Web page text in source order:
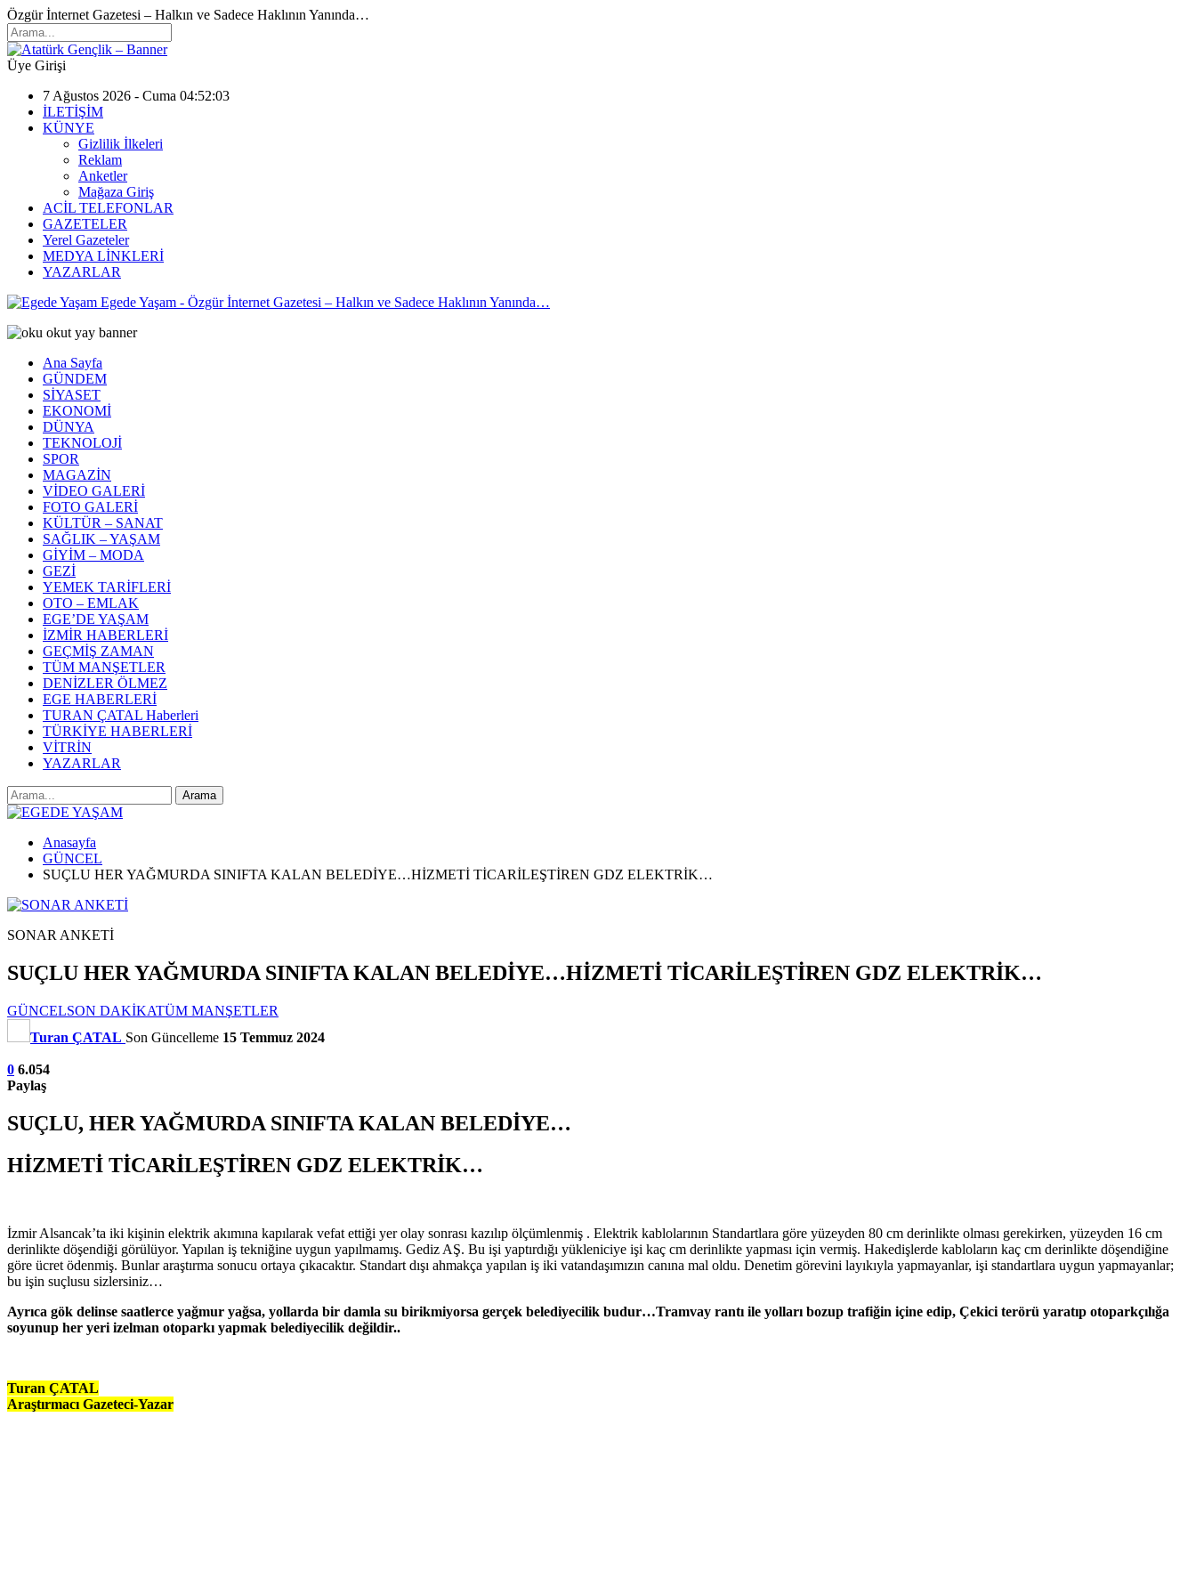
Özgür İnternet Gazetesi – Halkın ve Sadece Haklının Yanında…
Üye Girişi
7 Ağustos 2026 - Cuma 04:52:03
İLETİŞİM
KÜNYE
Gizlilik İlkeleri
Reklam
Anketler
Mağaza Giriş
ACİL TELEFONLAR
GAZETELER
Yerel Gazeteler
MEDYA LİNKLERİ
YAZARLAR
Egede Yaşam - Özgür İnternet Gazetesi – Halkın ve Sadece Haklının Yanında…
Ana Sayfa
GÜNDEM
SİYASET
EKONOMİ
DÜNYA
TEKNOLOJİ
SPOR
MAGAZİN
VİDEO GALERİ
FOTO GALERİ
KÜLTÜR – SANAT
SAĞLIK – YAŞAM
GİYİM – MODA
GEZİ
YEMEK TARİFLERİ
OTO – EMLAK
EGE’DE YAŞAM
İZMİR HABERLERİ
GEÇMİŞ ZAMAN
TÜM MANŞETLER
DENİZLER ÖLMEZ
EGE HABERLERİ
TURAN ÇATAL Haberleri
TÜRKİYE HABERLERİ
VİTRİN
YAZARLAR
Anasayfa
GÜNCEL
SUÇLU HER YAĞMURDA SINIFTA KALAN BELEDİYE…HİZMETİ TİCARİLEŞTİREN GDZ ELEKTRİK…
SONAR ANKETİ
SUÇLU HER YAĞMURDA SINIFTA KALAN BELEDİYE…HİZMETİ TİCARİLEŞTİREN GDZ ELEKTRİK…
GÜNCELSON DAKİKATÜM MANŞETLER
Turan ÇATAL Son Güncelleme 15 Temmuz 2024
0 6.054
Paylaş
SUÇLU, HER YAĞMURDA SINIFTA KALAN BELEDİYE…
HİZMETİ TİCARİLEŞTİREN GDZ ELEKTRİK…
İzmir Alsancak’ta iki kişinin elektrik akımına kapılarak vefat ettiği yer olay sonrası kazılıp ölçümlenmiş . Elektrik kablolarının Standartlara göre yüzeyden 80 cm derinlikte olması gerekirken, yüzeyden 16 cm
derinlikte döşendiği görülüyor. Yapılan iş tekniğine uygun yapılmamış. Gediz AŞ. Bu işi yaptırdığı yükleniciye işi kaç cm derinlikte yapması için vermiş. Hakedişlerde kabloların kaç cm derinlikte döşendiğine
göre ücret ödenmiş. Bunlar araştırma sonucu ortaya çıkacaktır. Standart dışı ahmakça yapılan iş iki vatandaşımızın canına mal oldu. Denetim görevini layıkıyla yapmayanlar, işi standartlara uygun yapmayanlar;
bu işin suçlusu sizlersiniz…
Ayrıca gök delinse saatlerce yağmur yağsa, yollarda bir damla su birikmiyorsa gerçek belediyecilik budur…Tramvay rantı ile yolları bozup trafiğin içine edip, Çekici terörü yaratıp otoparkçılığa
soyunup her yeri izelman otoparkı yapmak belediyecilik değildir..
Turan ÇATAL
Araştırmacı Gazeteci-Yazar